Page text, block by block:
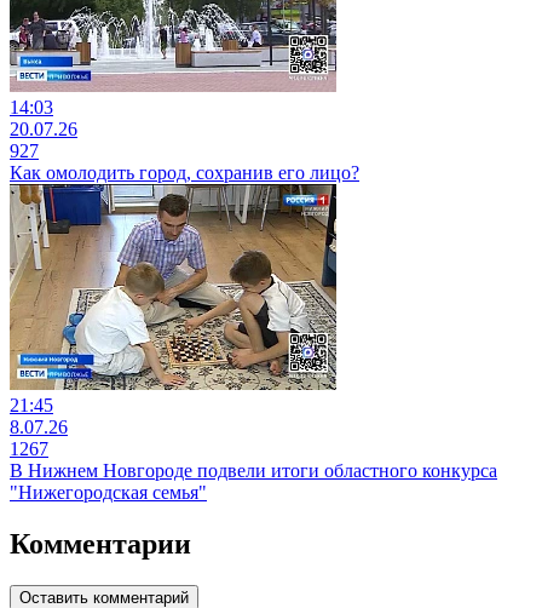
14:03
20.07.26
927
Как омолодить город, сохранив его лицо?
21:45
8.07.26
1267
В Нижнем Новгороде подвели итоги областного конкурса
"Нижегородская семья"
Комментарии
Оставить комментарий